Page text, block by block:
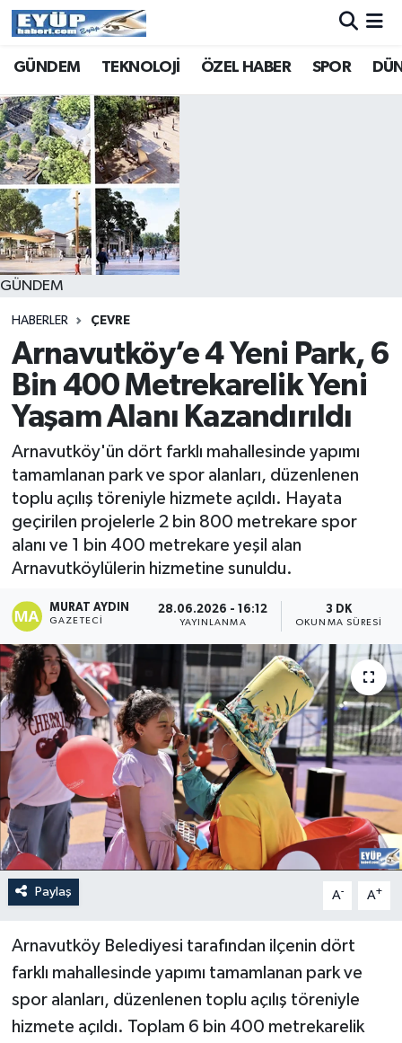
GÜNDEM TEKNOLOJİ ÖZEL HABER SPOR
GÜNDEM
HABERLER ÇEVRE
Arnavutköy’e 4 Yeni Park, 6
Bin 400 Metrekarelik Yeni
Yaşam Alanı Kazandırıldı
Arnavutköy'ün dört farklı mahallesinde yapımı
tamamlanan park ve spor alanları, düzenlenen
toplu açılış töreniyle hizmete açıldı. Hayata
geçirilen projelerle 2 bin 800 metrekare spor
alanı ve 1 bin 400 metrekare yeşil alan
Arnavutköylülerin hizmetine sunuldu.
MURAT AYDIN
GAZETECI
28.06.2026 - 16:12
YAYINLANMA
3 DK
OKUNMA SÜRESI
Paylaş A- A+
Arnavutköy Belediyesi tarafından ilçenin dört
farklı mahallesinde yapımı tamamlanan park ve
spor alanları, düzenlenen toplu açılış töreniyle
hizmete açıldı. Toplam 6 bin 400 metrekarelik